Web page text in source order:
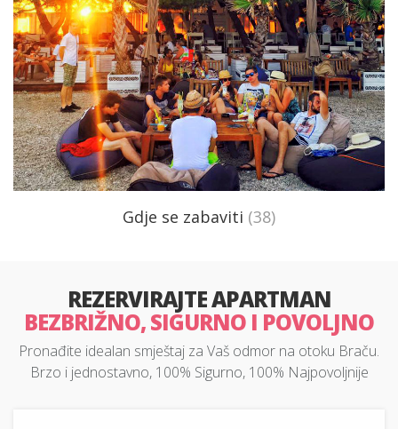
Gdje se zabaviti (38)
REZERVIRAJTE APARTMAN
BEZBRIŽNO, SIGURNO I POVOLJNO
Pronađite idealan smještaj za Vaš odmor na otoku Braču.
Brzo i jednostavno, 100% Sigurno, 100% Najpovoljnije